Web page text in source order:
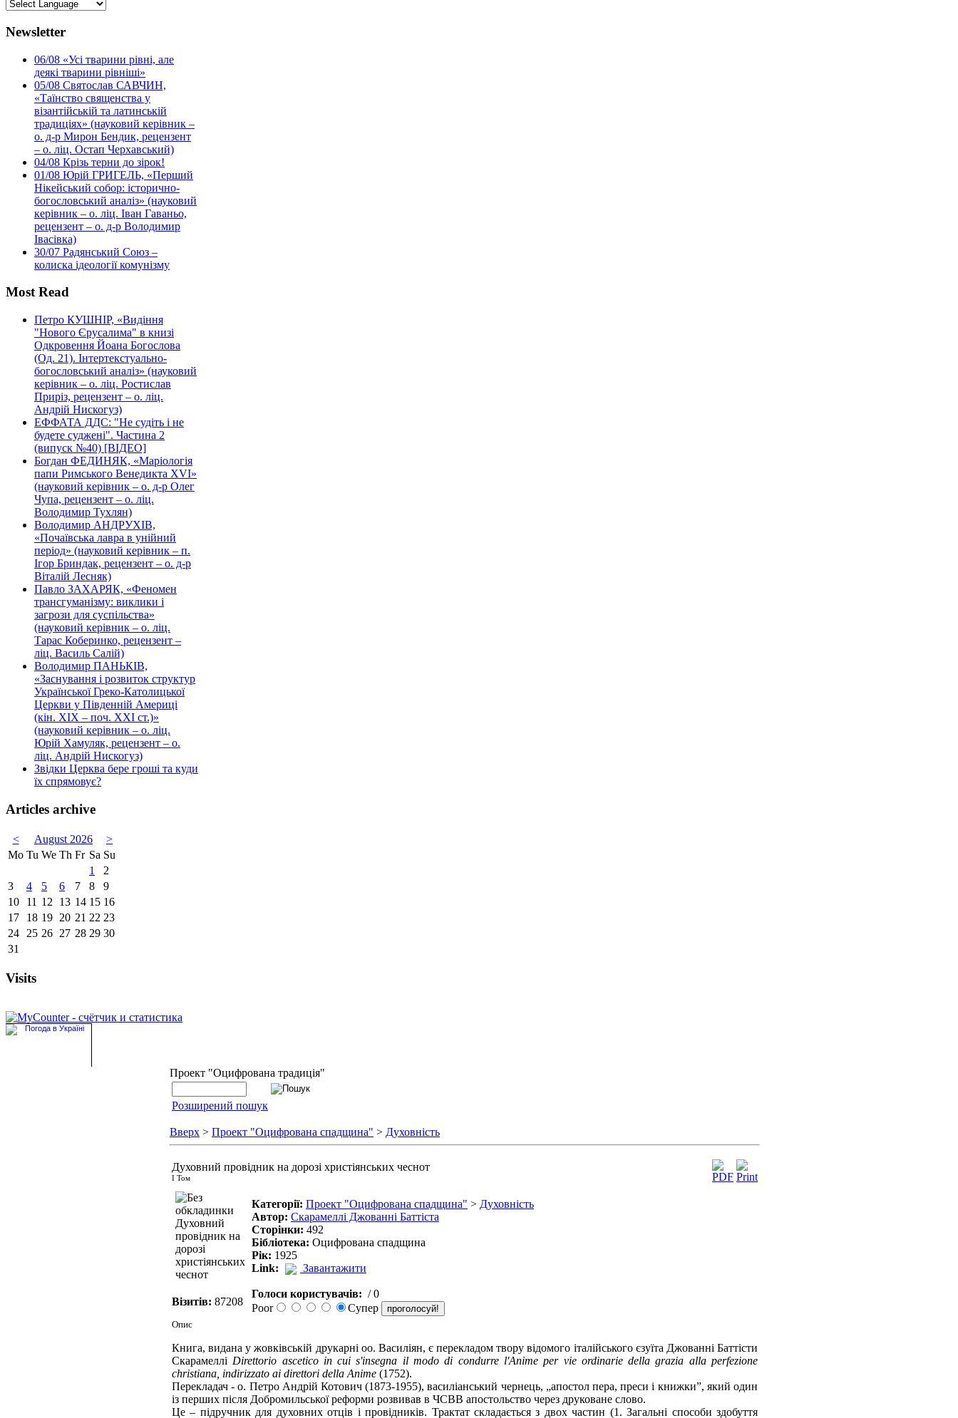
Newsletter
06/08 «Усі тварини рівні, але
деякі тварини рівніші»
05/08 Святослав САВЧИН,
«Таїнство священства у
візантійській та латинській
традиціях» (науковий керівник –
о. д-р Мирон Бендик, рецензент
– о. ліц. Остап Черхавський)
04/08 Крізь терни до зірок!
01/08 Юрій ГРИГЕЛЬ, «Перший
Нікейський собор: історично-
богословський аналіз» (науковий
керівник – о. ліц. Іван Гаваньо,
рецензент – о. д-р Володимир
Івасівка)
30/07 Радянський Союз –
колиска ідеології комунізму
Most Read
Петро КУШНІР, «Видіння
"Нового Єрусалима" в книзі
Одкровення Йоана Богослова
(Од. 21). Інтертекстуально-
богословський аналіз» (науковий
керівник – о. ліц. Ростислав
Приріз, рецензент – о. ліц.
Андрій Нискогуз)
ЕФФАТА ДДС: "Не судіть і не
будете суджені". Частина 2
(випуск №40) [ВІДЕО]
Богдан ФЕДИНЯК, «Маріологія
папи Римського Венедикта XVI»
(науковий керівник – о. д-р Олег
Чупа, рецензент – о. ліц.
Володимир Тухлян)
Володимир АНДРУХІВ,
«Почаївська лавра в унійний
період» (науковий керівник – п.
Ігор Бриндак, рецензент – о. д-р
Віталій Лесняк)
Павло ЗАХАРЯК, «Феномен
трансгуманізму: виклики і
загрози для суспільства»
(науковий керівник – о. ліц.
Тарас Коберинко, рецензент –
ліц. Василь Салій)
Володимир ПАНЬКІВ,
«Заснування і розвиток структур
Української Греко-Католицької
Церкви у Південній Америці
(кін. ХІХ – поч. ХХІ ст.)»
(науковий керівник – о. ліц.
Юрій Хамуляк, рецензент – о.
ліц. Андрій Нискогуз)
Звідки Церква бере гроші та куди
їх спрямовує?
Articles archive
< August 2026
>
Mo Tu We Th Fr Sa Su
1
2
3
4 5 6 7 8
9
10
11 12 13 14 15 16
17
18 19 20 21 22 23
24
25 26 27 28 29 30
31
Visits
Проект "Оцифрована традиція"
Розширений пошук
Вверх > Проект "Оцифрована спадщина" > Духовність
Духовний провідник на дорозі христіянських чеснот
І Том
Категорії: Проект "Оцифрована спадщина" > Духовність
Автор: Скарамеллі Джованні Баттіста
Сторінки: 492
Бібліотека: Оцифрована спадщина
Рік: 1925
Link:
Завантажити
Візитів: 87208
Голоси користувачів: / 0
Poor
Супер
Опис
Книга, видана у жовківській друкарні оо. Василіян, є перекладом твору відомого італійського єзуїта Джованні Баттісти
Скарамеллі Direttorio ascetico in cui s'insegna il modo di condurre l'Anime per vie ordinarie della grazia alla perfezione
christiana, indirizzato ai direttori della Anime (1752).
Перекладач - о. Петро Андрій Котович (1873-1955), василіанський чернець, „апостол пера, преси і книжки”, який один
із перших після Добромильської реформи розвивав в ЧСВВ апостольство через друковане слово.
Це – підручник для духовних отців і провідників. Трактат складається з двох частин (1. Загальні способи здобуття